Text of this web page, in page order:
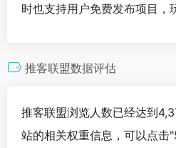
时也支持用户免费发布项目，
推客联盟数据评估
推客联盟浏览人数已经达到
站的相关权重信息，可以点击"